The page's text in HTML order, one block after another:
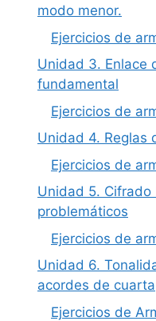
modo menor.
Ejercicios de
Unidad 3. Enlace
fundamental
Ejercicios de
Unidad 4. Reglas
Ejercicios de
Unidad 5. Cifrado
problemáticos
Ejercicios de
Unidad 6.
acordes de cuarta
Ejercicios de